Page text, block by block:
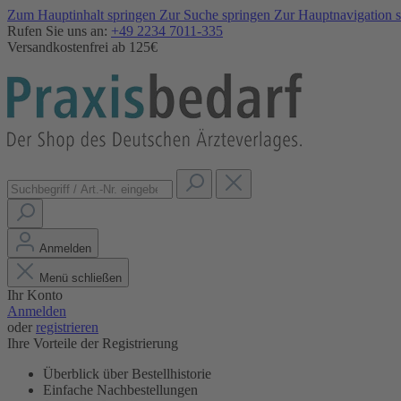
Zum Hauptinhalt springen Zur Suche springen Zur Hauptnavigation
Rufen Sie uns an: +49 2234 7011-335
Versandkostenfrei ab 125€
Anmelden
Menü schließen
Ihr Konto
Anmelden
oder registrieren
Ihre Vorteile der Registrierung
Überblick über Bestellhistorie
Einfache Nachbestellungen